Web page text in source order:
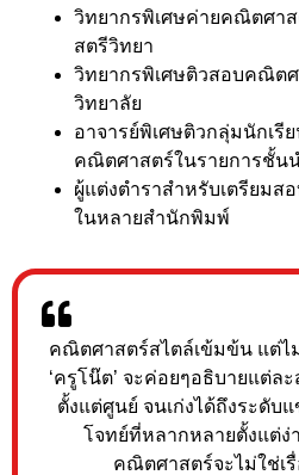
วิทยากรพิเศษค่ายคณิตศาส
สตรีวิทยา
วิทยากรพิเศษติวสอบคณิต
วิทยาลัย
อาจารย์พิเศษติวกลุ่มนักเรี
คณิตศาสตร์ในรายการชั้น
ผู้แต่งตำราสำหรับเตรียมส
ในหลายสำนักพิมพ์
คณิตศาสตร์สไตล์เข้มข้น แต่ไ
‘ครูโน๊ต’ จะค่อยๆอธิบายแต่ล
ตั้งแต่ศูนย์ จนเก่งได้ถึงระดับ
โจทย์ที่หลากหลายตั้งแต่ง่
คณิตศาสตร์จะไม่ใช่เ